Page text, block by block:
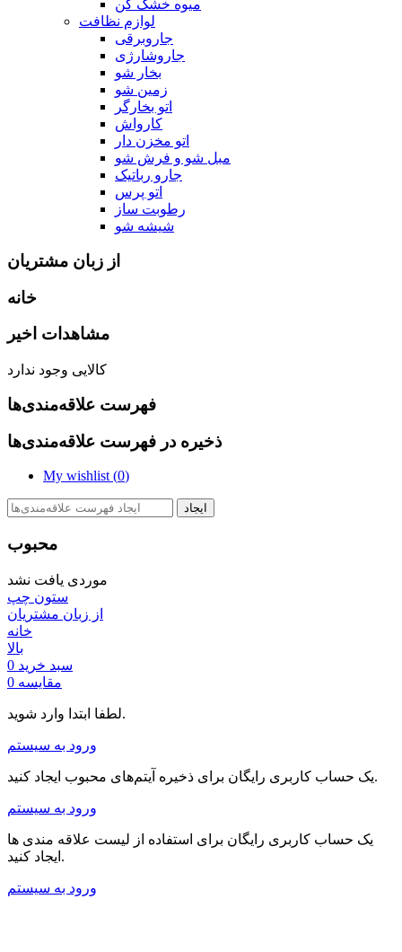
میوه خشک کن
لوازم نظافت
جاروبرقی
جاروشارژی
بخار شو
زمین شو
اتو بخارگر
کارواش
اتو مخزن دار
مبل شو و فرش شو
جارو رباتیک
اتو پرس
رطوبت ساز
شیشه شو
از زبان مشتریان
خانه
مشاهدات اخیر
کالایی وجود ندارد
فهرست علاقه‌مندی‌ها
ذخیره در فهرست علاقه‌مندی‌ها
My wishlist (0)
ایجاد
محبوب
موردی یافت نشد
ستون چپ
از زبان مشتریان
خانه
بالا
سبد خرید 0
مقایسه 0
لطفا ابتدا وارد شوید.
ورود به سیستم
یک حساب کاربری رایگان برای ذخیره آیتم‌های محبوب ایجاد کنید.
ورود به سیستم
یک حساب کاربری رایگان برای استفاده از لیست علاقه مندی ها
ایجاد کنید.
ورود به سیستم